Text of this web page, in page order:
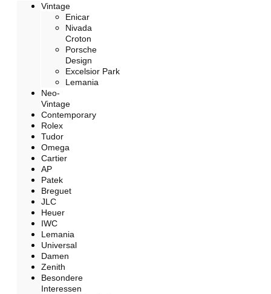
Vintage
Enicar
Nivada
Croton
Porsche
Design
Excelsior Park
Lemania
Neo-
Vintage
Contemporary
Rolex
Tudor
Omega
Cartier
AP
Patek
Breguet
JLC
Heuer
IWC
Lemania
Universal
Damen
Zenith
Besondere
Interessen